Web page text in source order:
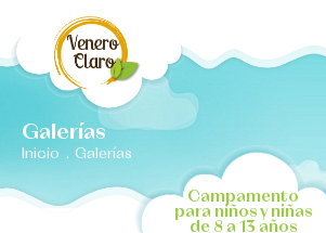
Galerías
Inicio . Galerías
Campamento
para niños y niñas
de 8 a 13 años
QUÉ ES
NUESTRA HISTORIA
DÓNDE ESTÁ